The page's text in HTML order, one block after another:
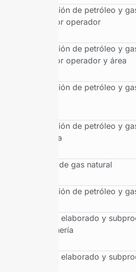
Producción de petróleo y
diaria por operador
Producción de petróleo y
diaria por operador y área
Producción de petróleo y
Producción de petróleo y
provincia
Balance de gas natural
Producción de petróleo y
Petróleo elaborado y
por refinería
Petróleo elaborado y